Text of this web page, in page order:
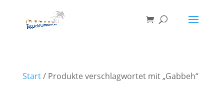
Start/ Produkte verschlagwortet mit „Gabbeh“